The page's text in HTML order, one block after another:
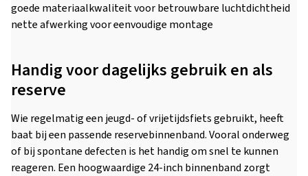
goede materiaalkwaliteit voor betrouwbare luchtdichtheid
nette afwerking voor eenvoudige montage
Handig voor dagelijks gebruik en als
reserve
Wie regelmatig een jeugd- of vrijetijdsfiets gebruikt, heeft
baat bij een passende reservebinnenband. Vooral onderweg
of bij spontane defecten is het handig om snel te kunnen
reageren. Een hoogwaardige 24-inch binnenband zorgt